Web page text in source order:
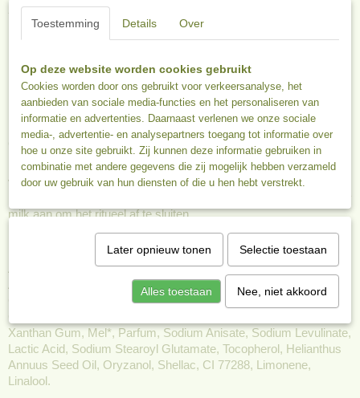
Aloë Vera & Honing Body Scrub
Geschikt voor alle huidtypen, ideaal voor de droge en
De natuurlijke geur van biologische honing zorgt voor een
gevoel van comfort en zachtheid
Inhoud 150 ml
Gebruik
Masseer 1x per week een beetje bodyscrub zacht in op een
vochtige huid met de vingertoppen of een washandje. Spoel af
milk aan om het ritueel af te sluiten.
Aqua, Oryza Sativa Cera, Prunus Armeniaca Kernel Oil, C14-22
Alcohol, Glycerin, Oleyl Erucate, Aloe Barbadensis Leaf Juice*,
Cetearyl Alcohol, Pentylene Glycol, C12-20 Alkyl Glucoside,
Xanthan Gum, Mel*, Parfum, Sodium Anisate, Sodium Levulinate,
Lactic Acid, Sodium Stearoyl Glutamate, Tocopherol, Helianthus
Annuus Seed Oil, Oryzanol, Shellac, CI 77288, Limonene,
Linalool.
Toestemming Details Over
Op deze website worden cookies gebruikt
Cookies worden door ons gebruikt voor verkeersanalyse, het
aanbieden van sociale media-functies en het personaliseren van
informatie en advertenties. Daarnaast verlenen we onze sociale
media-, advertentie- en analysepartners toegang tot informatie over
hoe u onze site gebruikt. Zij kunnen deze informatie gebruiken in
combinatie met andere gegevens die zij mogelijk hebben verzameld
door uw gebruik van hun diensten of die u hen hebt verstrekt.
Later opnieuw tonen Selectie toestaan
Alles toestaan Nee, niet akkoord